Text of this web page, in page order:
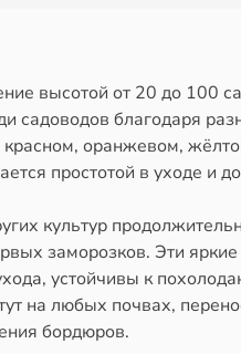
высотой от 20 до 100
садоводов благодаря
оранжевом,
простотой в уходе и
культур
заморозков. Эти
устойчивы к
на любых почвах,
бордюров.